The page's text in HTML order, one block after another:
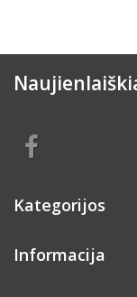
Kategorijos
Informacija